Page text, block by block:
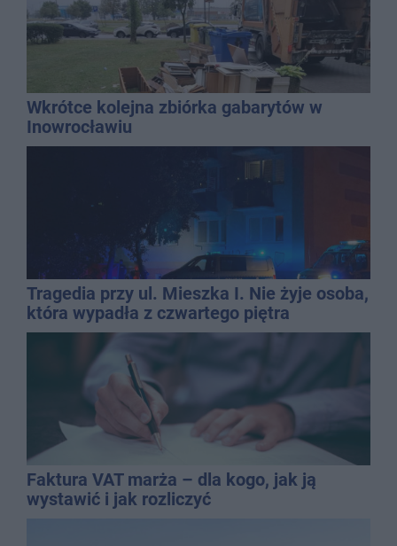
Wkrótce kolejna zbiórka gabarytów w
Inowrocławiu
Tragedia przy ul. Mieszka I. Nie żyje osoba,
która wypadła z czwartego piętra
Faktura VAT marża – dla kogo, jak ją
wystawić i jak rozliczyć